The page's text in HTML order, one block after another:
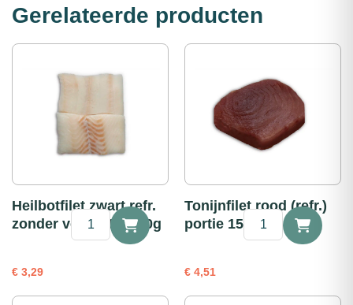
Gerelateerde producten
Heilbotfilet zwart refr.
zonder vel portie 100g
€ 3,29
Heilbotfilet
zwart
portie
Tonijnfilet rood (refr.)
portie 150g
€ 4,51
Tonijnfilet
rood
aantal